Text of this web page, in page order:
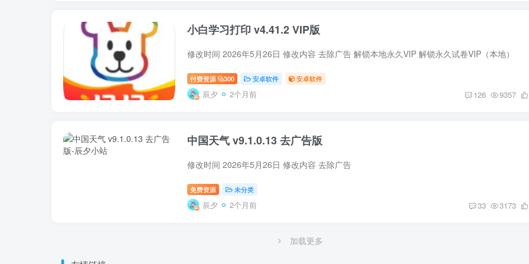
小白学习打印 v4.41.2 VIP版
修改时间 2026年5月26日 修改内容 去除广告 解锁本地永久VIP 解锁永久试卷VIP（本地）
付费资源 300 安卓软件 安卓软件
辰夕 2个月前 126 9357
中国天气 v9.1.0.13 去广告版
修改时间 2026年5月26日 修改内容 去除广告
免费资源 未分类
辰夕 2个月前 33 3173
加载更多